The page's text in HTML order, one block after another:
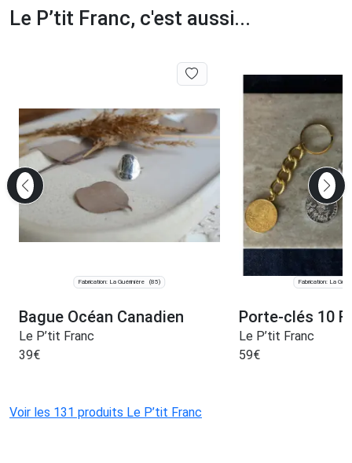
Le P’tit Franc, c'est aussi...
Fabrication: La Guérinière (85)
Bague Océan Canadien
Le P’tit Franc
39€
Fabrication: La
Porte-clés 10
Le P’tit Franc
59€
Voir les 131 produits Le P’tit Franc